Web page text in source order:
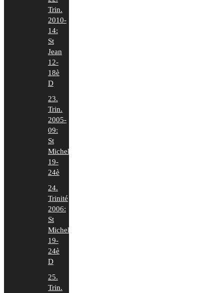
Trin.
2010-
14:
St
Jean
12-
18è
D
23.
Trin.
2005-
09:
St
Michel
19-
24è
24.
Trinité
2006:
St
Michel
19-
24è
D
25.
Trin.